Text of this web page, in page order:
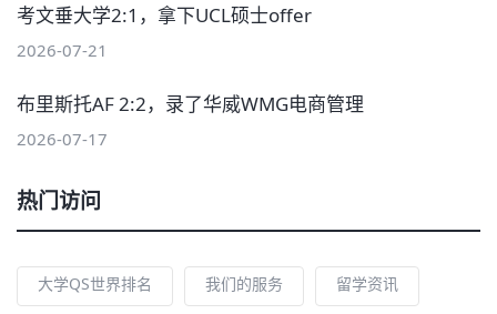
考文垂大学2:1，拿下UCL硕士offer
2026-07-21
布里斯托AF 2:2，录了华威WMG电商管理
2026-07-17
热门访问
大学QS世界排名 我们的服务 留学资讯